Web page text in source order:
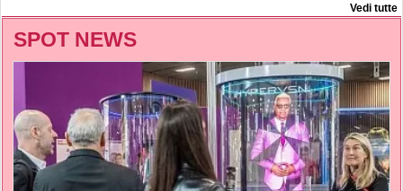
Vedi tutte
SPOT NEWS